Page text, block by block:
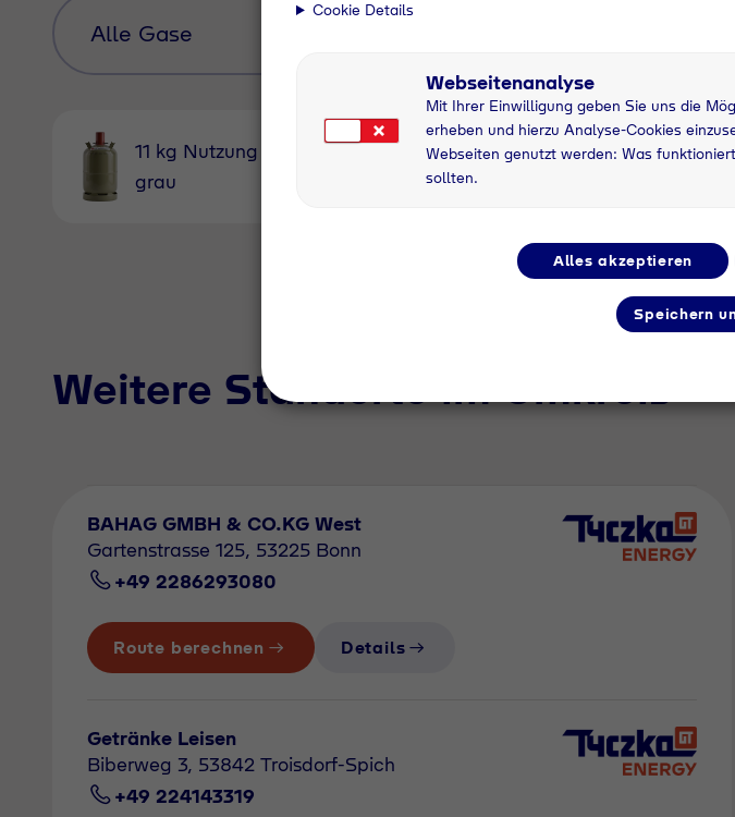
11 kg Nutzung
grau
11 kg
Pfandflasche
33 kg
Weitere Standorte im Umkreis
BAHAG GMBH & CO.KG West
Gartenstrasse 125, 53225 Bonn
+49 2286293080
Route berechnen Details
Getränke Leisen
Biberweg 3, 53842 Troisdorf-Spich
+49 224143319
Cookie Details
Webseitenanalyse
Mit Ihrer Einwilligung geben Sie uns die
erheben und hierzu Analyse-Cookies
Webseiten genutzt werden: Was
sollten.
Alles akzeptieren
Speichern